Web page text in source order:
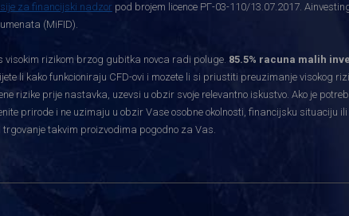
za financijski nadzor pod brojem licence РГ-03-110/13.07.2017.
(MiFID).
visokim rizikom brzog gubitka novca radi poluge. 85.5% racuna malih
li kako funkcioniraju CFD-ovi i mozete li si priustiti preuzimanje visokog
rizike prije nastavka, uzevsi u obzir svoje relevantno iskustvo. Ako je
prirode i ne uzimaju u obzir Vase osobne okolnosti, financijsku situaciju
takvim proizvodima pogodno za Vas.